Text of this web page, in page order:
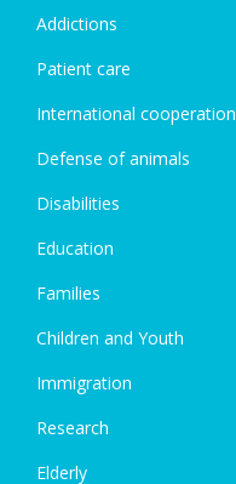
Addictions
Patient care
International cooperation
Defense of animals
Disabilities
Education
Families
Children and Youth
Immigration
Research
Elderly